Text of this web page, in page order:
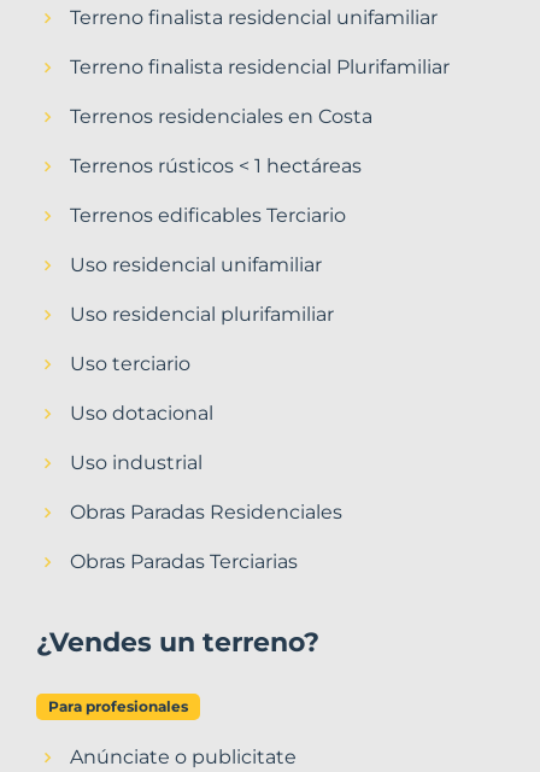
Terreno finalista residencial unifamiliar
Terreno finalista residencial Plurifamiliar
Terrenos residenciales en Costa
Terrenos rústicos < 1 hectáreas
Terrenos edificables Terciario
Uso residencial unifamiliar
Uso residencial plurifamiliar
Uso terciario
Uso dotacional
Uso industrial
Obras Paradas Residenciales
Obras Paradas Terciarias
¿Vendes un terreno?
Para profesionales
Anúnciate o publicitate